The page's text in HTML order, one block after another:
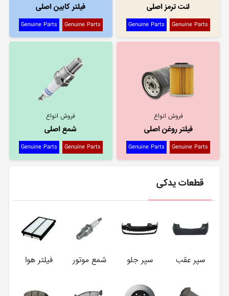
لنت ترمز اصلی
Genuine Parts
Genuine Parts
فیلتر کابین اصلی
Genuine Parts
Genuine Parts
فروش انواع
فیلتر روغن اصلی
Genuine Parts
Genuine Parts
فروش انواع
شمع اصلی
Genuine Parts
Genuine Parts
قطعات یدکی
سپر عقب سپر جلو شمع موتور فیلتر هوا